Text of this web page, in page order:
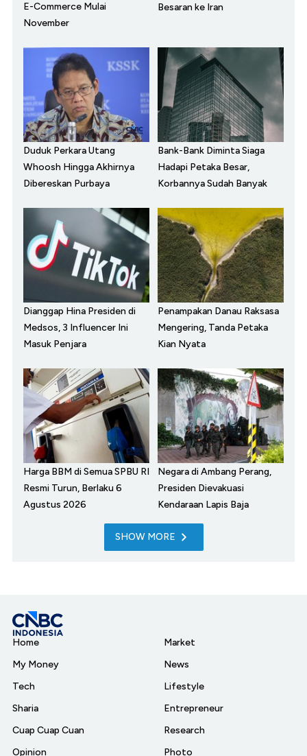
E-Commerce Mulai
November
Besaran ke Iran
Duduk Perkara Utang
Whoosh Hingga Akhirnya
Dibereskan Purbaya
Bank-Bank Diminta Siaga
Hadapi Petaka Besar,
Korbannya Sudah Banyak
Dianggap Hina Presiden di
Medsos, 3 Influencer Ini
Masuk Penjara
Penampakan Danau Raksasa
Mengering, Tanda Petaka
Kian Nyata
Harga BBM di Semua SPBU RI
Resmi Turun, Berlaku 6
Agustus 2026
Negara di Ambang Perang,
Presiden Dievakuasi
Kendaraan Lapis Baja
SHOW MORE
Home
My Money
Tech
Sharia
Cuap Cuap Cuan
Opinion
Market
News
Lifestyle
Entrepreneur
Research
Photo